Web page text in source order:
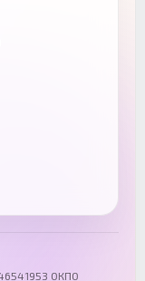
ОКПО